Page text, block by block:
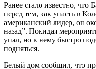
Ранее стало известно, что
перед тем, как упасть в
американский лидер, он
назад”. Покидая
упал, но к нему быстро
подняться.
Белый дом сообщил, что